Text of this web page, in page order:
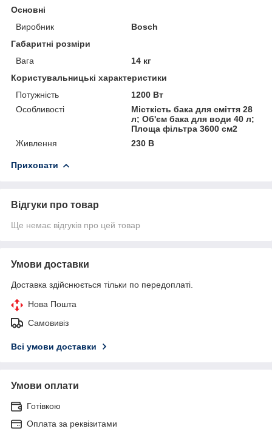
Основні
Виробник
Bosch
Габаритні розміри
Вага
14 кг
Користувальницькі характеристики
Потужність
1200 Вт
Особливості
Місткість бака для сміття 28
л; Об'єм бака для води 40 л;
Площа фільтра 3600 см2
Живлення
230 В
Приховати
Відгуки про товар
Ще немає відгуків про цей товар
Умови доставки
Доставка здійснюється тільки по передоплаті.
Нова Пошта
Самовивіз
Всі умови доставки
Умови оплати
Готівкою
Оплата за реквізитами